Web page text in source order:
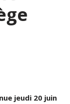
jeudi 20 juin